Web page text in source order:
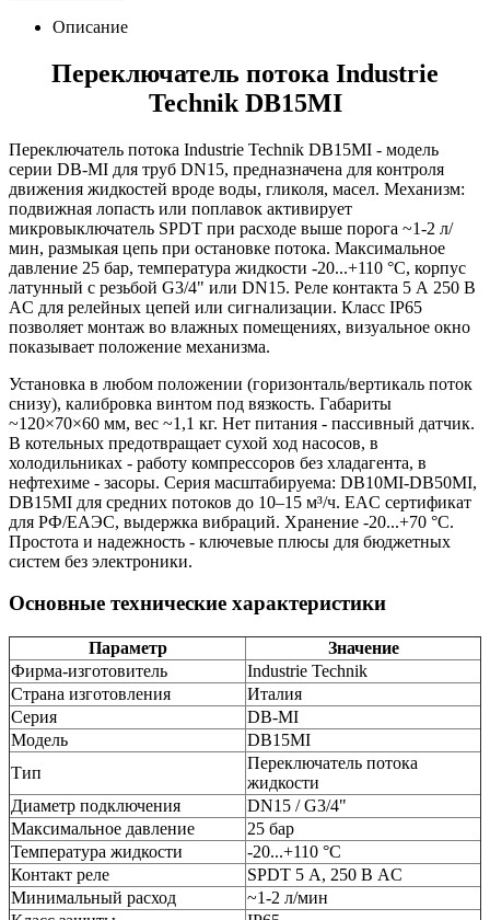
Описание
Переключатель потока Industrie
Technik DB15MI
Переключатель потока Industrie Technik DB15MI - модель
серии DB-MI для труб DN15, предназначена для контроля
движения жидкостей вроде воды, гликоля, масел. Механизм:
подвижная лопасть или поплавок активирует
микровыключатель SPDT при расходе выше порога ~1-2 л/
мин, размыкая цепь при остановке потока. Максимальное
давление 25 бар, температура жидкости -20...+110 °C, корпус
латунный с резьбой G3/4" или DN15. Реле контакта 5 А 250 В
AC для релейных цепей или сигнализации. Класс IP65
позволяет монтаж во влажных помещениях, визуальное окно
показывает положение механизма.
Установка в любом положении (горизонталь/вертикаль поток
снизу), калибровка винтом под вязкость. Габариты
~120×70×60 мм, вес ~1,1 кг. Нет питания - пассивный датчик.
В котельных предотвращает сухой ход насосов, в
холодильниках - работу компрессоров без хладагента, в
нефтехиме - засоры. Серия масштабируема: DB10MI-DB50MI,
DB15MI для средних потоков до 10–15 м³/ч. EAC сертификат
для РФ/ЕАЭС, выдержка вибраций. Хранение -20...+70 °C.
Простота и надежность - ключевые плюсы для бюджетных
систем без электроники.
Основные технические характеристики
Параметр
Значение
Фирма-изготовитель
Industrie Technik
Страна изготовления
Италия
Серия
DB-MI
Модель
DB15MI
Тип
Переключатель потока
жидкости
Диаметр подключения
DN15 / G3/4"
Максимальное давление
25 бар
Температура жидкости
-20...+110 °C
Контакт реле
SPDT 5 А, 250 В AC
Минимальный расход
~1-2 л/мин